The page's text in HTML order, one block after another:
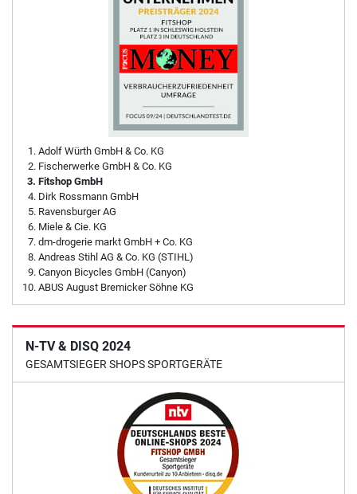
Adolf Würth GmbH & Co. KG
Fischerwerke GmbH & Co. KG
Fitshop GmbH
Dirk Rossmann GmbH
Ravensburger AG
Miele & Cie. KG
dm-drogerie markt GmbH + Co. KG
Andreas Stihl AG & Co. KG (STIHL)
Canyon Bicycles GmbH (Canyon)
ABUS August Bremicker Söhne KG
N-TV & DISQ 2024
GESAMTSIEGER SHOPS SPORTGERÄTE